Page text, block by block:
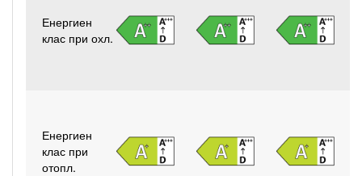
Енергиен
клас при охл.
Енергиен
клас при
отопл.